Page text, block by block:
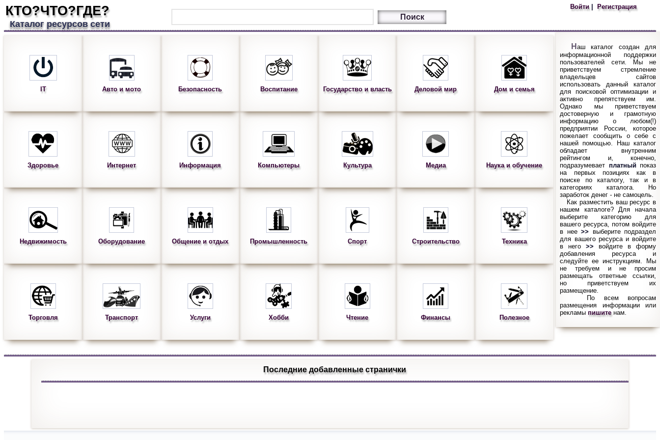
КТО?ЧТО?ГДЕ? Войти Регистрация
Каталог ресурсов сети
IT Авто и мото Безопасность Воспитание Государство и власть Деловой мир Дом и семья
Здоровье Интернет Информация Компьютеры Культура Медиа Наука и обучение
Недвижимость Оборудование Общение и отдых Промышленность Спорт Строительство Техника
Торговля Транспорт Услуги Хобби Чтение Финансы Полезное
Наш каталог создан для
информационной поддержки
пользователей сети. Мы не
приветствуем стремление
владельцев сайтов
использовать данный каталог
для поисковой оптимизации и
активно препятствуем им.
Однако мы приветствуем
достоверную и грамотную
информацию о любом(!)
предприятии России, которое
пожелает сообщить о себе с
нашей помощью. Наш каталог
обладает внутренним
рейтингом и, конечно,
подразумевает платныйпоказ
на первых позициях как в
поиске по каталогу, так и в
категориях каталога. Но
заработок денег - не самоцель.
Как разместить ваш ресурс в
нашем каталоге? Для начала
выберите категорию для
вашего ресурса, потом войдите
в нее>> выберите подраздел
для вашего ресурса и войдите
в него>> войдите в форму
добавления ресурса и
следуйте ее инструкциям. Мы
не требуем и не просим
размещать ответные ссылки,
но приветствуем их
размещение.
По всем вопросам
размещения информации или
рекламыпишитенам.
Последние добавленные странички